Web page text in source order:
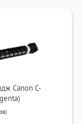
Canon C-
)